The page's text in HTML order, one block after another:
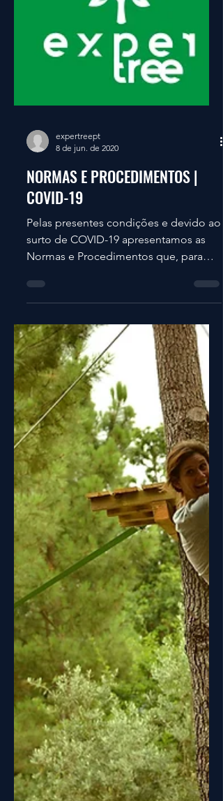
expertreept
8 de jun. de 2020
NORMAS E PROCEDIMENTOS |
COVID-19
Pelas presentes condições e devido ao
surto de COVID-19 apresentamos as
Normas e Procedimentos que, para
além de fazerem parte do Protocolo.